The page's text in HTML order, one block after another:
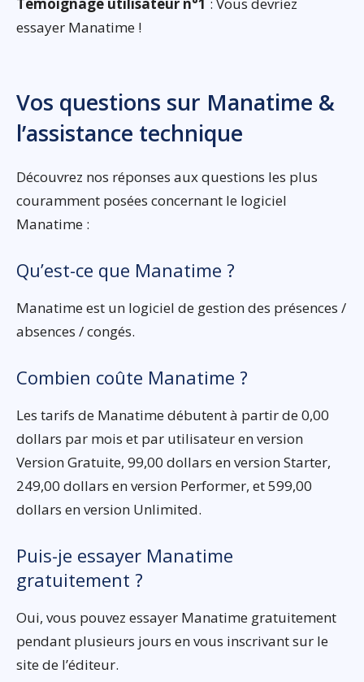
essayer Manatime !
Vos questions sur Manatime &
l’assistance technique
Découvrez nos réponses aux questions les plus
couramment posées concernant le logiciel
Manatime :
Qu’est-ce que Manatime ?
Manatime est un logiciel de gestion des présences /
absences / congés.
Combien coûte Manatime ?
Les tarifs de Manatime débutent à partir de 0,00
dollars par mois et par utilisateur en version
Version Gratuite, 99,00 dollars en version Starter,
249,00 dollars en version Performer, et 599,00
dollars en version Unlimited.
Puis-je essayer Manatime
gratuitement ?
Oui, vous pouvez essayer Manatime gratuitement
pendant plusieurs jours en vous inscrivant sur le
site de l’éditeur.